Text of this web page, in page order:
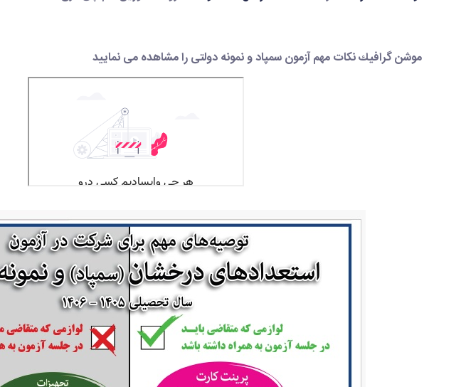
موشن گرافیك نكات مهم آزمون سمپاد و نمونه دولتی را مشاهده می نمایید